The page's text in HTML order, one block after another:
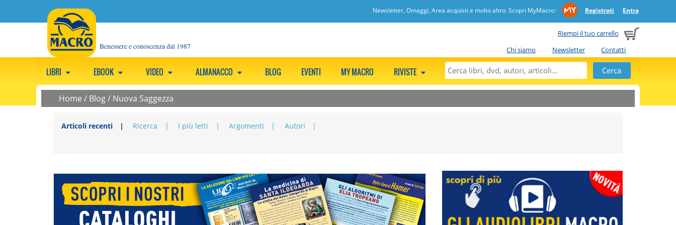
Newsletter, Omaggi, Area acquisti e molto altro. Scopri MyMacro: Registrati Entra
Riempi il tuo carrello
Chi siamo
Newsletter Contatti
Benessere e conoscenza dal 1987
LIBRI EBOOK VIDEO ALMANACCO BLOG EVENTI MY MACRO RIVISTE
Home / Blog/ Nuova Saggezza
Articoli recenti Ricerca I più letti Argomenti Autori